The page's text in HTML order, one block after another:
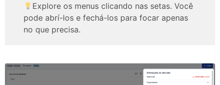
Explore os menus clicando nas setas. Você
pode abrí-los e fechá-los para focar apenas
no que precisa.